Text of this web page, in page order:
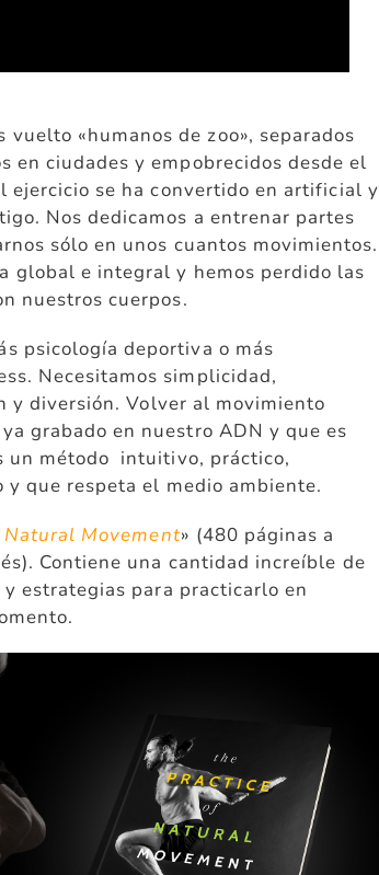
«humanos de zoo», separados
en ciudades y empobrecidos desde el
ejercicio se ha convertido en artificial y
Nos dedicamos a entrenar partes
sólo en unos cuantos movimientos.
global e integral y hemos perdido las
nuestros cuerpos.
psicología deportiva o más
Necesitamos simplicidad,
y diversión. Volver al movimiento
grabado en nuestro ADN y que es
un método intuitivo, práctico,
que respeta el medio ambiente.
Movement» (480 páginas a
Contiene una cantidad increíble de
estrategias para practicarlo en